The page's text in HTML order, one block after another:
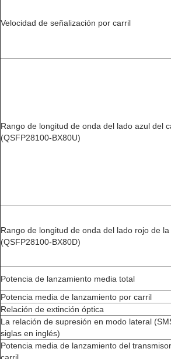
Velocidad de señalización por carril
Rango de longitud de onda del lado azul del
(QSFP28100-BX80U)
Rango de longitud de onda del lado rojo de
(QSFP28100-BX80D)
Potencia de lanzamiento media total
Potencia media de lanzamiento por carril
Relación de extinción óptica
La relación de supresión en modo lateral
siglas en inglés)
Potencia media de lanzamiento del